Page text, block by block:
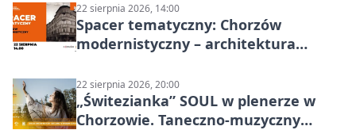
22 sierpnia 2026, 14:00
Spacer tematyczny: Chorzów
modernistyczny – architektura
22 sierpnia 2026, 20:00
„Świtezianka” SOUL w plenerze w
Chorzowie. Taneczno-muzyczny